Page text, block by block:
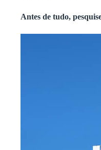
Antes de tudo,